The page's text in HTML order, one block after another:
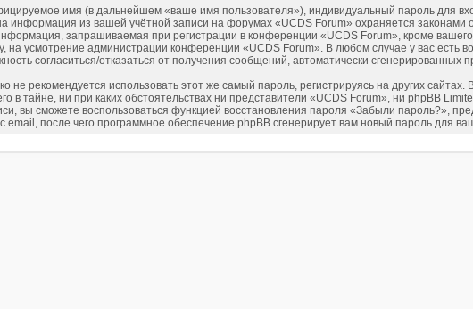
имя (в дальнейшем «ваше имя пользователя»), индивидуальный пароль для
из вашей учётной записи на форумах «UCDS Forum» охраняется
запрашиваемая при регистрации в конференции «UCDS Forum», кроме
на усмотрение администрации конференции «UCDS Forum». В любом случае у вас есть
согласиться/отказаться от получения сообщений, автоматически
рекомендуется использовать этот же самый пароль, регистрируясь на других сайтах.
тайне, ни при каких обстоятельствах ни представители «UCDS Forum», ни phpBB
вы сможете воспользоваться функцией восстановления пароля «Забыли пароль?»,
после чего программное обеспечение phpBB сгенерирует вам новый пароль для